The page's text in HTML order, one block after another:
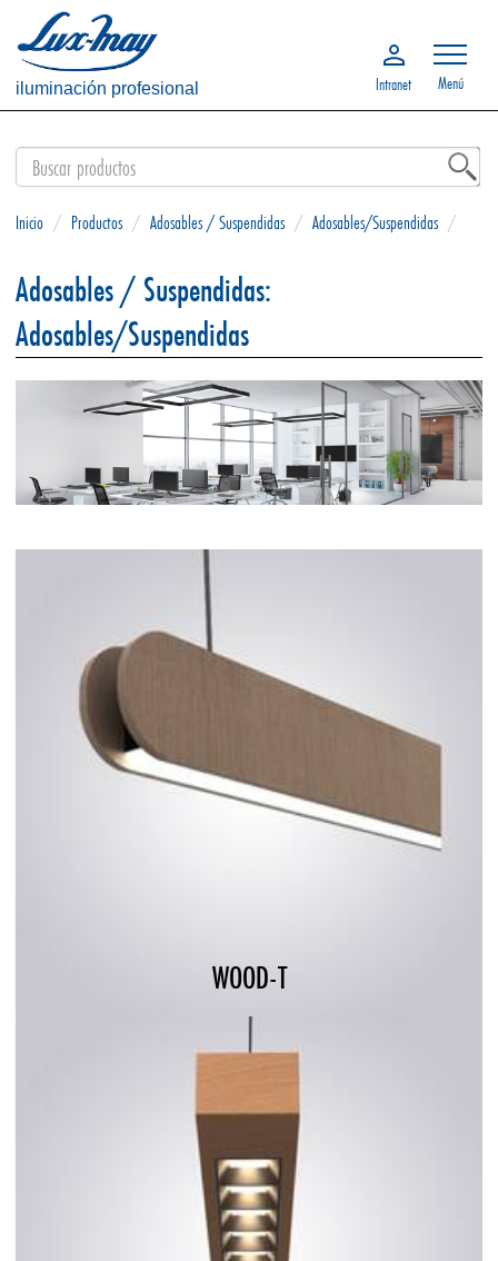
iluminación profesional Intranet Menú
Inicio / Productos / Adosables / Suspendidas / Adosables/Suspendidas /
Adosables / Suspendidas:
Adosables/Suspendidas
WOOD-T